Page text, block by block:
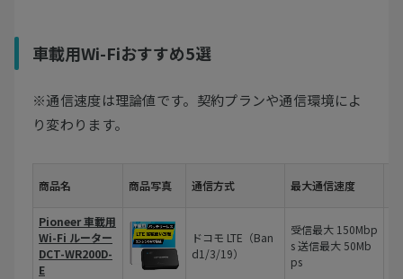
車載用Wi-Fiおすすめ5選
※通信速度は理論値です。契約プランや通信環境によ
り変わります。
商品名 商品写真 通信方式 最大通信速度
Pioneer 車載用
Wi-Fi ルーター
DCT-WR200D-
E
ドコモ LTE（Ban
d1/3/19）
受信最大 150Mbp
s 送信最大 50Mb
ps